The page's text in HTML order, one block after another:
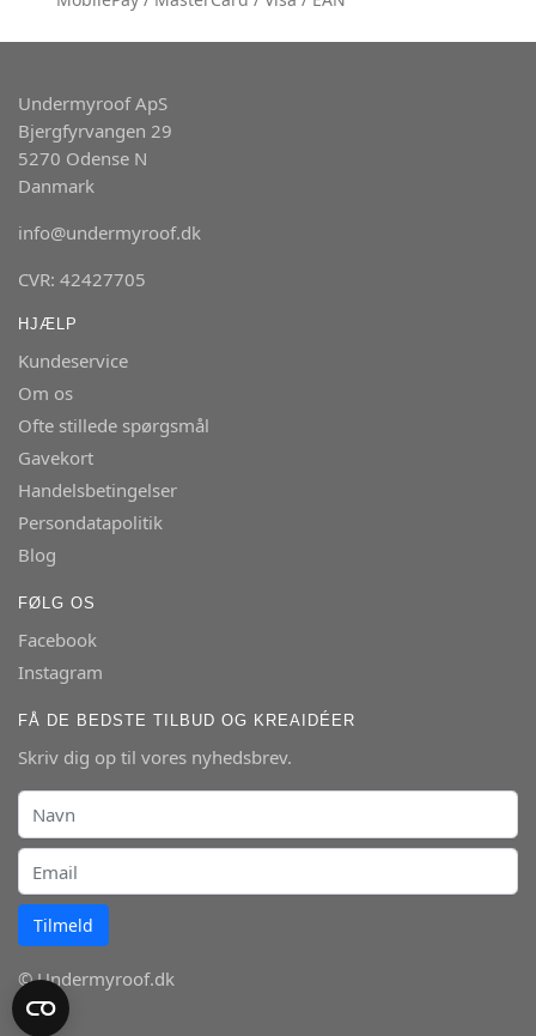
Undermyroof ApS
Bjergfyrvangen 29
5270 Odense N
Danmark
info@undermyroof.dk
CVR: 42427705
HJÆLP
Kundeservice
Om os
Ofte stillede spørgsmål
Gavekort
Handelsbetingelser
Persondatapolitik
Blog
FØLG OS
Facebook
Instagram
FÅ DE BEDSTE TILBUD OG KREAIDÉER
Skriv dig op til vores nyhedsbrev.
Tilmeld
© Undermyroof.dk